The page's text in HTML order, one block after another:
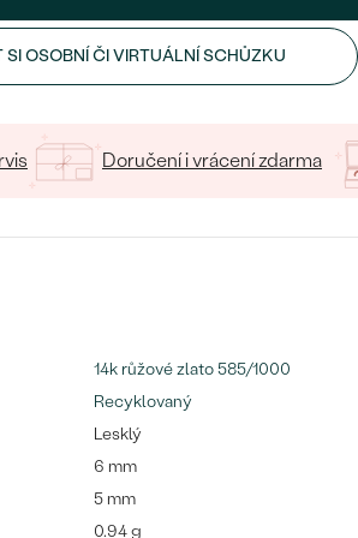
prsteny
SI OSOBNÍ ČI VIRTUÁLNÍ SCHŮZKU
Doručení i vrácení zdarma
14k růžové zlato 585/1000
Recyklovaný
Lesklý
6 mm
5 mm
0.94 g